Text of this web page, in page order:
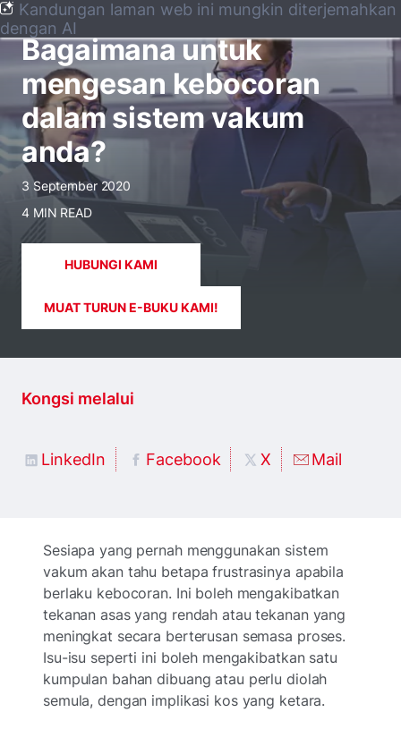
Kandungan laman web ini mungkin diterjemahkan
dengan AI
BLOG
Bagaimana untuk
mengesan kebocoran
dalam sistem vakum
anda?
3 September 2020
4 MIN READ
HUBUNGI KAMI
MUAT TURUN E-BUKU KAMI!
Kongsi melalui
LinkedIn Facebook X Mail
Sesiapa yang pernah menggunakan sistem
vakum akan tahu betapa frustrasinya apabila
berlaku kebocoran. Ini boleh mengakibatkan
tekanan asas yang rendah atau tekanan yang
meningkat secara berterusan semasa proses.
Isu-isu seperti ini boleh mengakibatkan satu
kumpulan bahan dibuang atau perlu diolah
semula, dengan implikasi kos yang ketara.